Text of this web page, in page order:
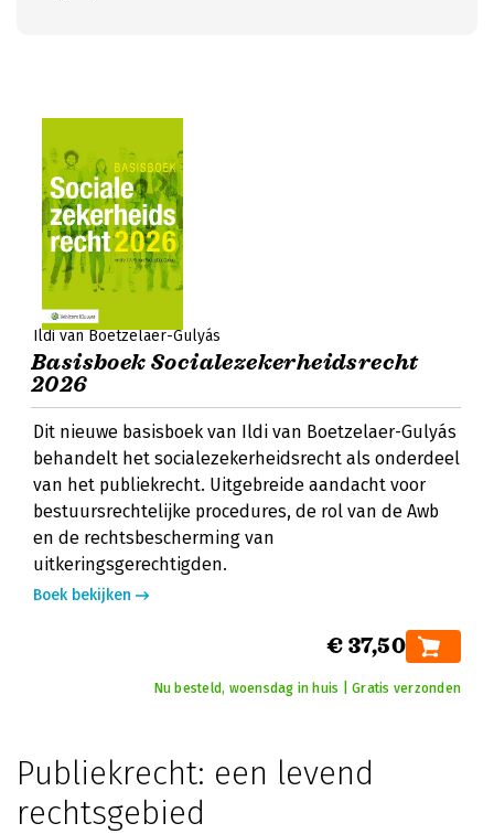
Ildi van Boetzelaer-Gulyás
Basisboek Socialezekerheidsrecht
2026
Dit nieuwe basisboek van Ildi van Boetzelaer-Gulyás
behandelt het socialezekerheidsrecht als onderdeel
van het publiekrecht. Uitgebreide aandacht voor
bestuursrechtelijke procedures, de rol van de Awb
en de rechtsbescherming van
uitkeringsgerechtigden.
Boek bekijken
€ 37,50
Nu besteld, woensdag in huis | Gratis verzonden
Publiekrecht: een levend
rechtsgebied